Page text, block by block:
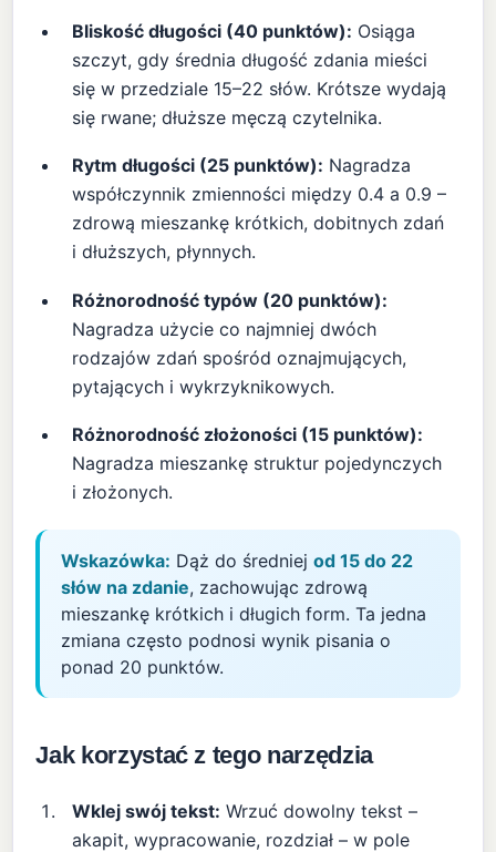
Bliskość długości (40 punktów): Osiąga
szczyt, gdy średnia długość zdania mieści
się w przedziale 15–22 słów. Krótsze wydają
się rwane; dłuższe męczą czytelnika.
Rytm długości (25 punktów): Nagradza
współczynnik zmienności między 0.4 a 0.9 –
zdrową mieszankę krótkich, dobitnych zdań
i dłuższych, płynnych.
Różnorodność typów (20 punktów):
Nagradza użycie co najmniej dwóch
rodzajów zdań spośród oznajmujących,
pytających i wykrzyknikowych.
Różnorodność złożoności (15 punktów):
Nagradza mieszankę struktur pojedynczych
i złożonych.
Wskazówka: Dąż do średniejod 15 do 22
słów na zdanie, zachowując zdrową
mieszankę krótkich i długich form. Ta jedna
zmiana często podnosi wynik pisania o
ponad 20 punktów.
Jak korzystać z tego narzędzia
Wklej swój tekst: Wrzuć dowolny tekst –
akapit, wypracowanie, rozdział – w pole